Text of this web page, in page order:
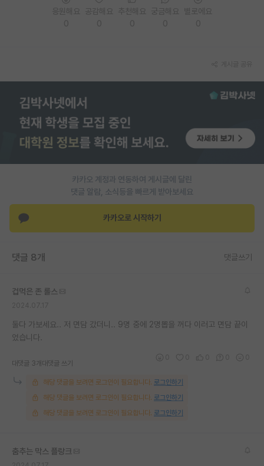
장학금/장학생 게시판
학술 정보 게시판
홍보 게시판
이벤트
재팬라운지 🌸
카카오 계정과 연동하여 게시글에 달린
댓글 알람, 소식등을 빠르게 받아보세요
카카오로 시작하기
댓글 8개 댓글쓰기
겁먹은 존 롤스
둘다 가보세요.. 저 면담 갔더니.. 9명 중에 2명뽑을 꺼다 이러고 면담 끝이
었습니다.
대댓글 3개 대댓글 쓰기
해당 댓글을 보려면 로그인이 필요합니다. 로그인하기
해당 댓글을 보려면 로그인이 필요합니다. 로그인하기
해당 댓글을 보려면 로그인이 필요합니다. 로그인하기
춤추는 막스 플랑크